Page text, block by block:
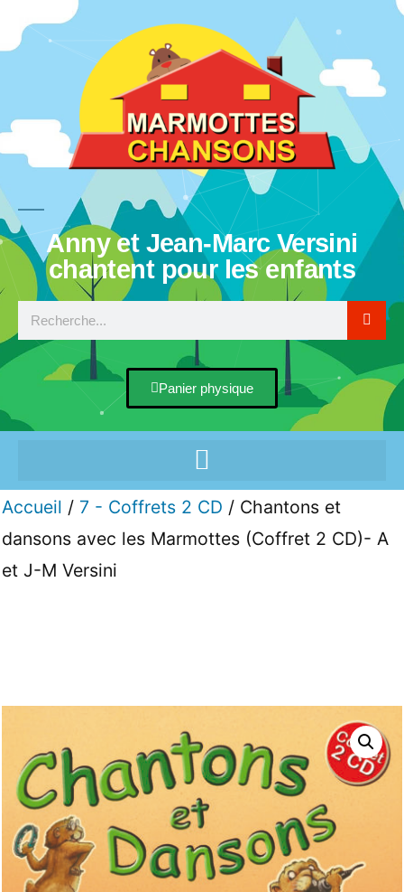
Anny et Jean-Marc Versini
chantent pour les enfants
Panier physique
Accueil / 7 - Coffrets 2 CD / Chantons et
dansons avec les Marmottes (Coffret 2 CD)- A
et J-M Versini